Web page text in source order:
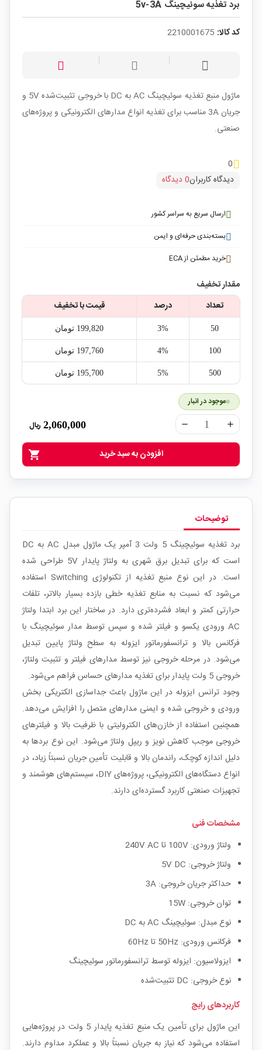
برد تغذیه سوئیچینگ 5v-3A
کد کالا: 2210001675
ماژول منبع تغذیه سوئیچینگ AC به DC با خروجی تثبیت‌شده 5V و
جریان 3A مناسب برای تغذیه انواع مدارهای الکترونیکی و پروژه‌های
صنعتی.
0
دیدگاه کاربران0 دیدگاه
ارسال سریع به سراسر کشور
بسته‌بندی حرفه‌ای و ایمن
خرید مطمئن از ECA
مقدار تخفیف
تعداد
درصد قیمت با تخفیف
50
3% 199,820‎ تومان
100
4% 197,760‎ تومان
500
5% 195,700‎ تومان
موجود در انبار
remove add
2,060,000 ریال
shopping_cart افزودن به سبد خرید
توضیحات
برد تغذیه سوئیچینگ 5 ولت 3 آمپر یک ماژول مبدل AC به DC
است که برای تبدیل برق شهری به ولتاژ پایدار 5V طراحی شده
است. در این نوع منبع تغذیه از تکنولوژی Switching استفاده
می‌شود که نسبت به منابع تغذیه خطی بازده بسیار بالاتر، تلفات
حرارتی کمتر و ابعاد فشرده‌تری دارد. در ساختار این برد ابتدا ولتاژ
AC ورودی یکسو و فیلتر شده و سپس توسط مدار سوئیچینگ با
فرکانس بالا و ترانسفورماتور ایزوله به سطح ولتاژ پایین تبدیل
می‌شود. در مرحله خروجی نیز توسط مدارهای فیلتر و تثبیت ولتاژ،
خروجی 5 ولت پایدار برای تغذیه مدارهای حساس فراهم می‌شود.
وجود ترانس ایزوله در این ماژول باعث جداسازی الکتریکی بخش
ورودی و خروجی شده و ایمنی مدارهای متصل را افزایش می‌دهد.
همچنین استفاده از خازن‌های الکترولیتی با ظرفیت بالا و فیلترهای
خروجی موجب کاهش نویز و ریپل ولتاژ می‌شود. این نوع بردها به
دلیل اندازه کوچک، راندمان بالا و قابلیت تأمین جریان نسبتاً زیاد، در
انواع دستگاه‌های الکترونیکی، پروژه‌های DIY، سیستم‌های هوشمند و
تجهیزات صنعتی کاربرد گسترده‌ای دارند.
مشخصات فنی
ولتاژ ورودی: 100V تا 240V AC
ولتاژ خروجی: 5V DC
حداکثر جریان خروجی: 3A
توان خروجی: 15W
نوع مبدل: سوئیچینگ AC به DC
فرکانس ورودی: 50Hz تا 60Hz
ایزولاسیون: ایزوله توسط ترانسفورماتور سوئیچینگ
نوع خروجی: DC تثبیت‌شده
کاربردهای رایج
این ماژول برای تأمین یک منبع تغذیه پایدار 5 ولت در پروژه‌هایی
استفاده می‌شود که نیاز به جریان نسبتاً بالا و عملکرد مداوم دارند.